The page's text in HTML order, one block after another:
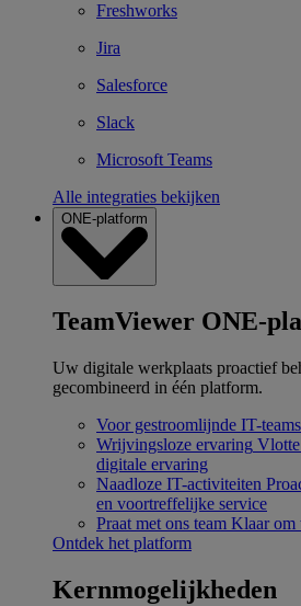
Freshworks
Jira
Salesforce
Slack
Microsoft Teams
Alle integraties bekijken
ONE-platform
TeamViewer ONE-
Uw digitale werkplaats proactief
gecombineerd in één platform.
Voor gestroomlijnde IT-teams
Wrijvingsloze ervaring Vlotte
digitale ervaring
Naadloze IT-activiteiten
en voortreffelijke service
Praat met ons team Klaar om
Ontdek het platform
Kernmogelijkheden